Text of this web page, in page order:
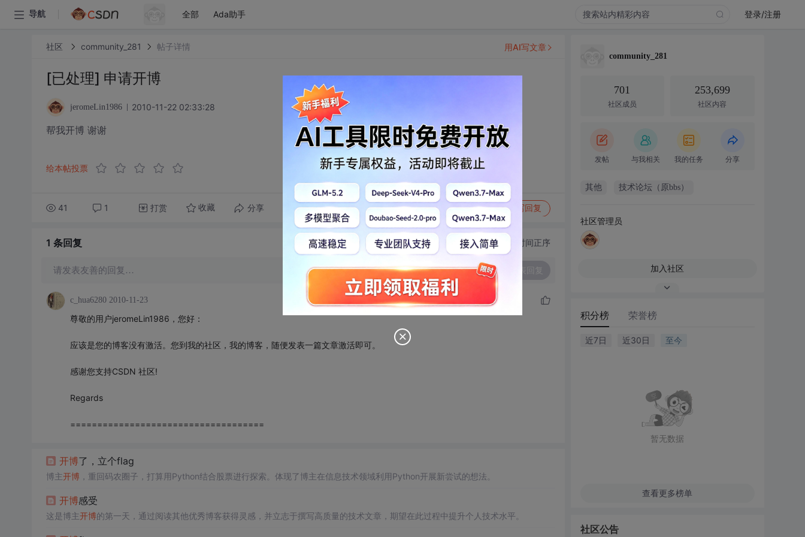
导航 全部 Ada助手 登录/注册
社区 community_281 帖子详情
[已处理] 申请开博
jeromeLin1986 2010-11-22 02:33:28
帮我开博 谢谢
给本帖投票
41 1 打赏 收藏 分享 转发到动态 举报 写回复
用AI写文章
1 条回复 切换为时间正序
请发表友善的回复…
c_hua6280 2010-11-23
尊敬的用户jeromeLin1986，您好：
应该是您的博客没有激活。您到我的社区，我的博客，随便发表一篇文章激活即可。
感谢您支持CSDN 社区!
Regards
====================================
开博了，立个flag
博主开博，重回码农圈子，打算用Python结合股票进行探索。体现了博主在信息技术领域利用Python开展新尝试的想法。
开博感受
这是博主开博的第一天，通过阅读其他优秀博客获得灵感，并立志于撰写高质量的技术文章，期望在此过程中提升个人技术水平。
community_281
701
社区成员
253,699
社区内容
发帖 与我相关 我的任务 分享
其他 技术论坛（原bbs）
社区管理员
加入社区
积分榜 荣誉榜
近7日 近30日 至今
暂无数据
查看更多榜单
社区公告